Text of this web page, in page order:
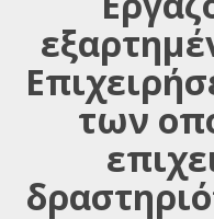
των